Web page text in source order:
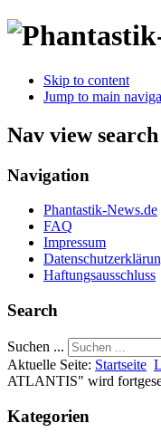
Skip to content
Jump to main
Nav view search
Navigation
Phantastik-News.de
FAQ
Impressum
Haftungsausschluss
Search
Suchen ...
Aktuelle Seite: Startseite
ATLANTIS" wird
Kategorien